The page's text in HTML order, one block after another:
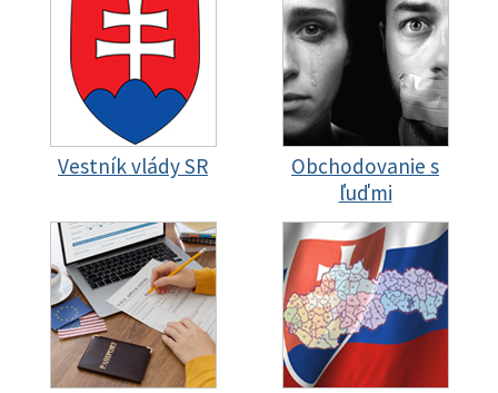
Vestník vlády SR
Obchodovanie s
ľuďmi